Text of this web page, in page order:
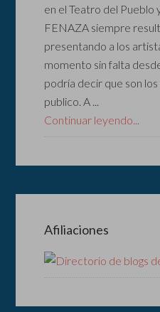
en el Teatro del Pueblo
FENAZA siempre
presentando a los
momento sin falta
podría decir que son
publico. A ...
Continuar leyendo...
Afiliaciones